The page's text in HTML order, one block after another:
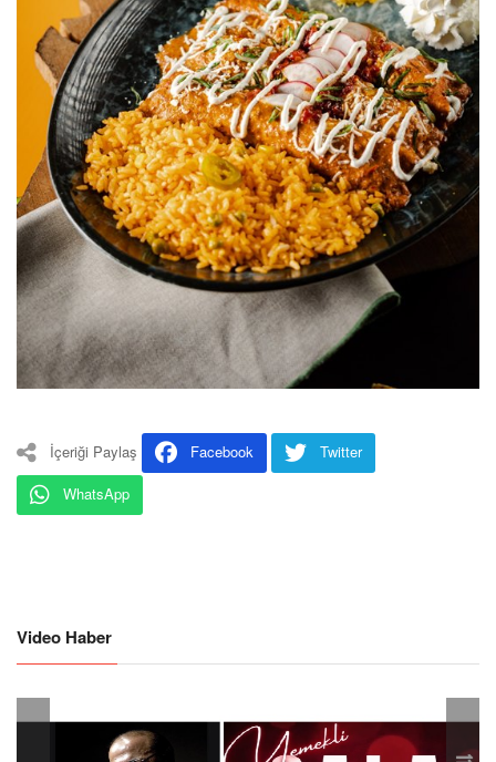
İçeriği Paylaş Facebook
Twitter
WhatsApp
Video Haber